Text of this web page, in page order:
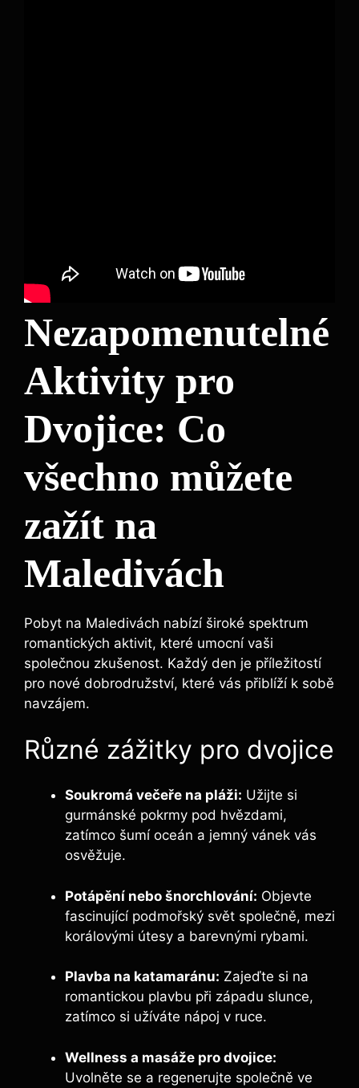
Nezapomenutelné
Aktivity pro
Dvojice: Co
všechno můžete
zažít na
Maledivách
Pobyt na Maledivách nabízí široké spektrum
romantických aktivit, které umocní vaši
společnou zkušenost. Každý den je příležitostí
pro nové dobrodružství, které vás přiblíží k sobě
navzájem.
Různé zážitky pro dvojice
Soukromá večeře na pláži: Užijte si
gurmánské pokrmy pod hvězdami,
zatímco šumí oceán a jemný vánek vás
osvěžuje.
Potápění nebo šnorchlování: Objevte
fascinující podmořský svět společně, mezi
korálovými útesy a barevnými rybami.
Plavba na katamaránu: Zajeďte si na
romantickou plavbu při západu slunce,
zatímco si užíváte nápoj v ruce.
Wellness a masáže pro dvojice:
Uvolněte se a regenerujte společně ve